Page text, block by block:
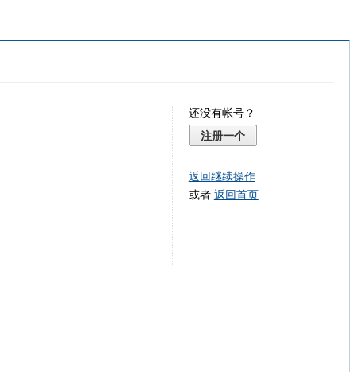
还没有帐号？
注册一个
返回继续操作
或者 返回首页